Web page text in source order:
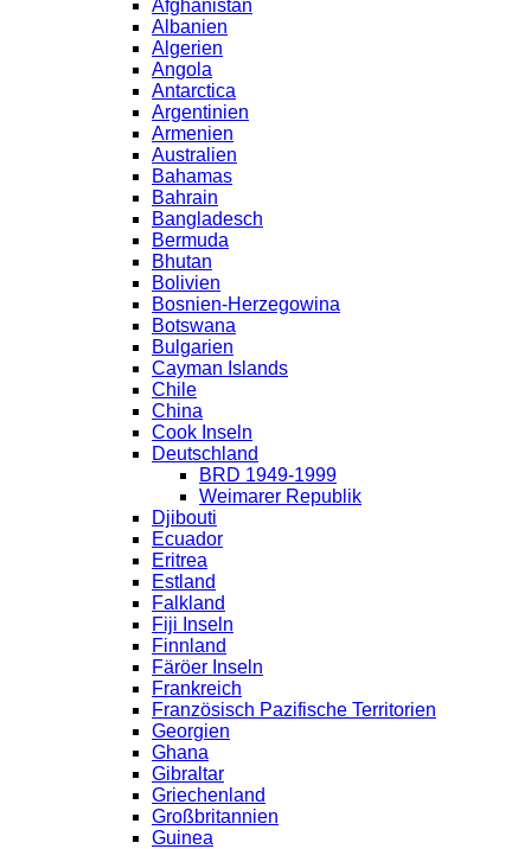
Afghanistan
Albanien
Algerien
Angola
Antarctica
Argentinien
Armenien
Australien
Bahamas
Bahrain
Bangladesch
Bermuda
Bhutan
Bolivien
Bosnien-Herzegowina
Botswana
Bulgarien
Cayman Islands
Chile
China
Cook Inseln
Deutschland
BRD 1949-1999
Weimarer Republik
Djibouti
Ecuador
Eritrea
Estland
Falkland
Fiji Inseln
Finnland
Färöer Inseln
Frankreich
Französisch Pazifische Territorien
Georgien
Ghana
Gibraltar
Griechenland
Großbritannien
Guinea